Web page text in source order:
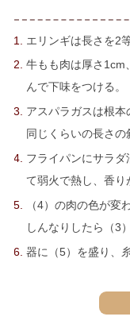
エリンギは長さを2
牛もも肉は厚さ1cm
んで下味をつける。
アスパラガスは根
同じくらいの長さの
フライパンにサラ
て弱火で熱し、香り
（4）の肉の色が変
しんなりしたら（3
器に（5）を盛り、